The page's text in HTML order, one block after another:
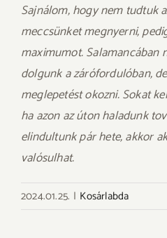
Sajnálom, hogy nem tudtuk
meccsünket megnyerni,
maximumot. Salamancában
dolgunk a zárófordulóban,
meglepetést okozni. Sokat
ha azon az úton haladunk
elindultunk pár hete, akkor
valósulhat.
2024.01.25. | Kosárlabda